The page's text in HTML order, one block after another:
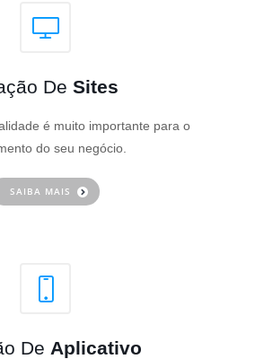
De Sites
é muito importante para o
do seu negócio.
SAIBA MAIS
De Aplicativo